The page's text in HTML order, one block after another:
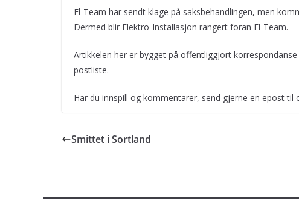
El-Team har sendt klage på saksbehandlingen, men
Dermed blir Elektro-Installasjon rangert foran El-Team.
Artikkelen her er bygget på offentliggjort
postliste.
Har du innspill og kommentarer, send gjerne en epost til
Smittet i Sortland